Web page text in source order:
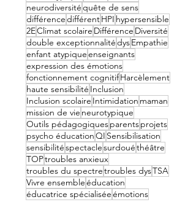
neurodiversitéquête de sens
différencedifférentHPI hypersensible
2EClimat scolaire Différence Diversité
double exceptionnalitédysEmpathie
enfant atypiqueenseignants
expression des émotions
fonctionnement cognitifHarcèlement
haute sensibilité Inclusion
Inclusion scolaire Intimidation maman
mission de vie neurotypique
Outils pédagogiquesparentsprojets
psycho éducationQI Sensibilisation
sensibilitéspectaclesurdouéthéâtre
TOPtroubles anxieux
troubles du spectretroubles dysTSA
Vivre ensembleéducation
éducatrice spécialiséeémotions